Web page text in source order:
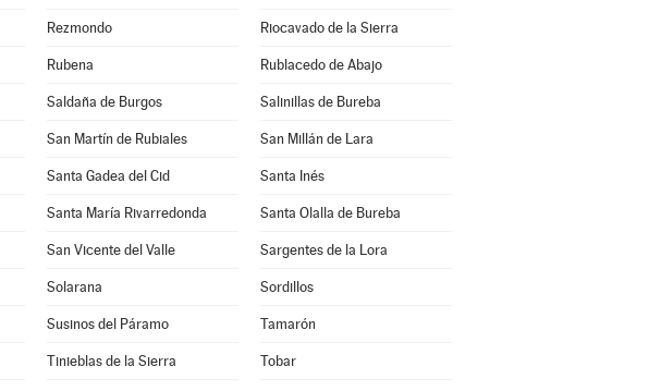
Rezmondo Riocavado de la Sierra
Rubena Rublacedo de Abajo
Saldaña de Burgos Salinillas de Bureba
San Martín de Rubiales San Millán de Lara
Santa Gadea del Cid Santa Inés
Santa María Rivarredonda Santa Olalla de Bureba
San Vicente del Valle Sargentes de la Lora
Solarana Sordillos
Susinos del Páramo Tamarón
Tinieblas de la Sierra Tobar